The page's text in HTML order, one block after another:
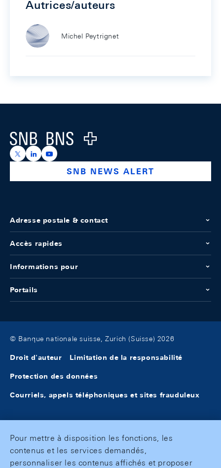
Autrices/auteurs
Michel Peytrignet
Logo
https://x.com/snb_bns
https://ch.linkedin.com/company/swiss-national-
https://www.youtube.com/@swissnationalbank
SNB NEWS ALERT
Adresse postale & contact
Accès rapides
Informations pour
Portails
© Banque nationale suisse, Zurich (Suisse) 2026
Droit d'auteur Limitation de la responsabilité
Protection des données
Courriels, appels téléphoniques et sites frauduleux
Pour mettre à disposition les fonctions, les
contenus et les services demandés,
personnaliser les contenus affichés et proposer